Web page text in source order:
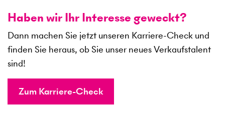
Haben wir Ihr Interesse geweckt?
Dann machen Sie jetzt unseren Karriere-Check und
finden Sie heraus, ob Sie unser neues Verkaufstalent
sind!
Zum Karriere-Check